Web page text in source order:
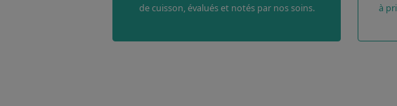
de cuisson, évalués et notés par nos soins.
à